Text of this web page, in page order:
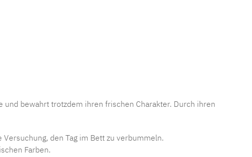
und bewahrt trotzdem ihren frischen Charakter. Durch ihren
den Tag im Bett zu verbummeln.
Farben.